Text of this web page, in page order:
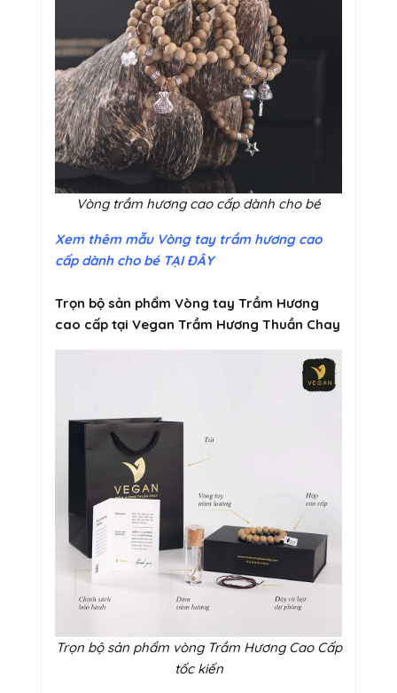
Vòng trầm hương cao cấp dành cho bé
Xem thêm mẫu Vòng tay trầm hương cao
cấp dành cho bé TẠI ĐÂY
Trọn bộ sản phẩm Vòng tay Trầm Hương
cao cấp tại Vegan Trầm Hương Thuần Chay
Trọn bộ sản phẩm vòng Trầm Hương Cao Cấp
tốc kiến